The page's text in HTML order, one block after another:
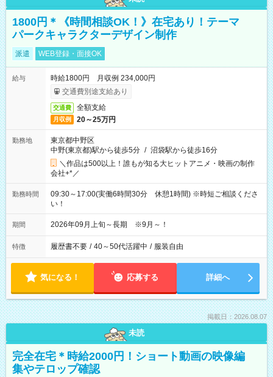
1800円＊《時間相談OK！》在宅あり！テーマ
パークキャラクターデザイン制作
派遣 WEB登録・面接OK
給与
時給1800円 月収例 234,000円
交通費別途支給あり
交通費 全額支給
月収例 20～25万円
勤務地
東京都中野区
中野(東京都)駅から徒歩5分 / 沼袋駅から徒歩16分
＼作品は500以上！誰もが知る大ヒットアニメ・映画の制作
会社+*／
勤務時間
09:30～17:00(実働6時間30分 休憩1時間) ※時短ご相談くださ
い！
期間 2026年09月上旬～長期 ※9月～！
特徴 履歴書不要 / 40～50代活躍中 / 服装自由
気になる！ 応募する 詳細へ
掲載日：2026.08.07
未読
完全在宅＊時給2000円！ショート動画の映像編
集やテロップ確認